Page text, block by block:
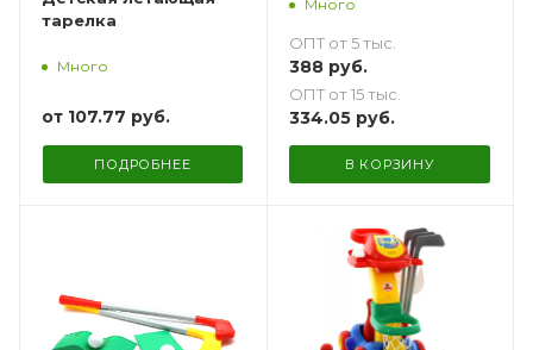
тарелка
Много
от 107.77 руб.
ПОДРОБНЕЕ
Много
ОПТ от 5 тыс.
388руб.
ОПТ от 15 тыс.
334.05руб.
В КОРЗИНУ